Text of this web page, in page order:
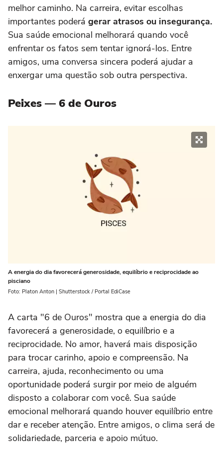
melhor caminho. Na carreira, evitar escolhas
importantes poderá gerar atrasos ou insegurança.
Sua saúde emocional melhorará quando você
enfrentar os fatos sem tentar ignorá-los. Entre
amigos, uma conversa sincera poderá ajudar a
enxergar uma questão sob outra perspectiva.
Peixes — 6 de Ouros
A energia do dia favorecerá generosidade, equilíbrio e reciprocidade ao
pisciano
Foto: Platon Anton | Shutterstock / Portal EdiCase
A carta "6 de Ouros" mostra que a energia do dia
favorecerá a generosidade, o equilíbrio e a
reciprocidade. No amor, haverá mais disposição
para trocar carinho, apoio e compreensão. Na
carreira, ajuda, reconhecimento ou uma
oportunidade poderá surgir por meio de alguém
disposto a colaborar com você. Sua saúde
emocional melhorará quando houver equilíbrio entre
dar e receber atenção. Entre amigos, o clima será de
solidariedade, parceria e apoio mútuo.